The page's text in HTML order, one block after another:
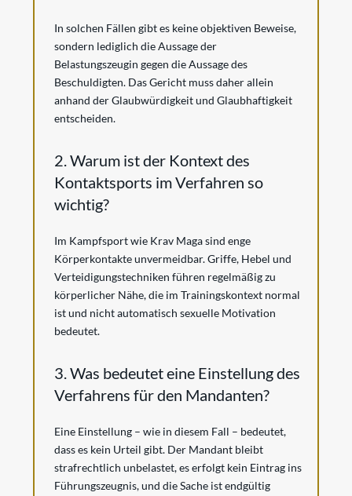
In solchen Fällen gibt es keine objektiven Beweise,
sondern lediglich die Aussage der
Belastungszeugin gegen die Aussage des
Beschuldigten. Das Gericht muss daher allein
anhand der Glaubwürdigkeit und Glaubhaftigkeit
entscheiden.
2. Warum ist der Kontext des
Kontaktsports im Verfahren so
wichtig?
Im Kampfsport wie Krav Maga sind enge
Körperkontakte unvermeidbar. Griffe, Hebel und
Verteidigungstechniken führen regelmäßig zu
körperlicher Nähe, die im Trainingskontext normal
ist und nicht automatisch sexuelle Motivation
bedeutet.
3. Was bedeutet eine Einstellung des
Verfahrens für den Mandanten?
Eine Einstellung – wie in diesem Fall – bedeutet,
dass es kein Urteil gibt. Der Mandant bleibt
strafrechtlich unbelastet, es erfolgt kein Eintrag ins
Führungszeugnis, und die Sache ist endgültig